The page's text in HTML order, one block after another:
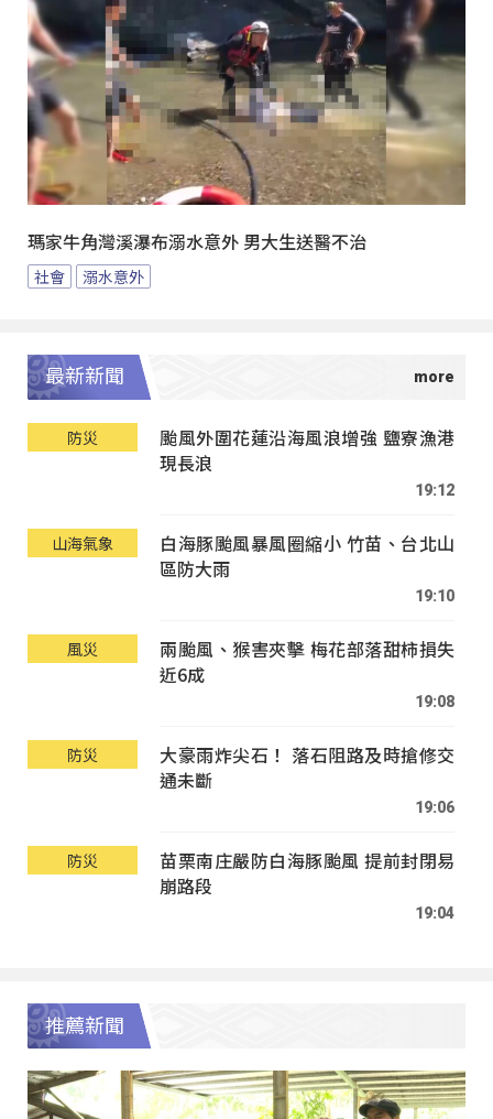
瑪家牛角灣溪瀑布溺水意外 男大生送醫不治
社會 溺水意外
最新新聞
防災
颱風外圍花蓮沿海風浪增強 鹽寮漁港
現長浪
19:12
山海氣象
白海豚颱風暴風圈縮小 竹苗、台北山
區防大雨
19:10
風災
兩颱風、猴害夾擊 梅花部落甜柿損失
近6成
19:08
防災
大豪雨炸尖石！ 落石阻路及時搶修交
通未斷
19:06
防災
苗栗南庄嚴防白海豚颱風 提前封閉易
崩路段
19:04
推薦新聞